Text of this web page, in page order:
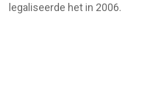
legaliseerde het in 2006.